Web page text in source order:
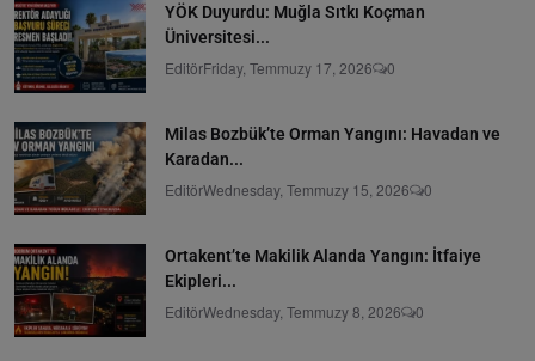
YÖK Duyurdu: Muğla Sıtkı Koçman
Üniversitesi...
EditörFriday, Temmuzy 17, 2026 0
Milas Bozbük’te Orman Yangını: Havadan ve
Karadan...
EditörWednesday, Temmuzy 15, 2026 0
Ortakent’te Makilik Alanda Yangın: İtfaiye
Ekipleri...
EditörWednesday, Temmuzy 8, 2026 0